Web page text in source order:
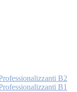
B2
B1